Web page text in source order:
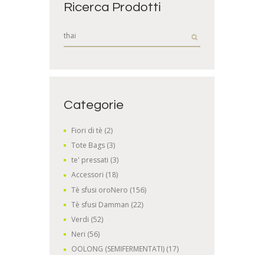
Ricerca Prodotti
Categorie
Fiori di tè (2)
Tote Bags (3)
te' pressati (3)
Accessori (18)
Tè sfusi oroNero (156)
Tè sfusi Damman (22)
Verdi (52)
Neri (56)
OOLONG (SEMIFERMENTATI) (17)